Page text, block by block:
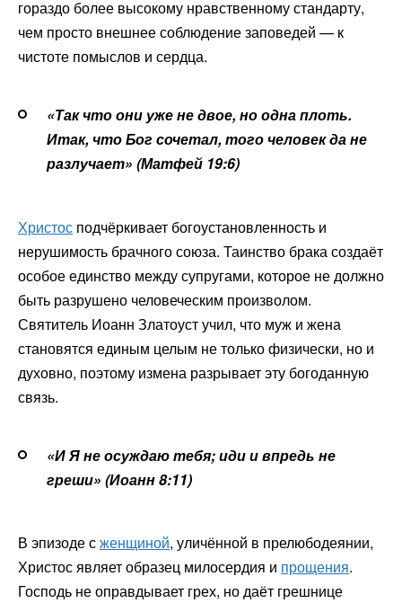
гораздо более высокому нравственному стандарту,
чем просто внешнее соблюдение заповедей — к
чистоте помыслов и сердца.
«Так что они уже не двое, но одна плоть.
Итак, что Бог сочетал, того человек да не
разлучает» (Матфей 19:6)
Христос подчёркивает богоустановленность и
нерушимость брачного союза. Таинство брака создаёт
особое единство между супругами, которое не должно
быть разрушено человеческим произволом.
Святитель Иоанн Златоуст учил, что муж и жена
становятся единым целым не только физически, но и
духовно, поэтому измена разрывает эту богоданную
связь.
«И Я не осуждаю тебя; иди и впредь не
греши» (Иоанн 8:11)
В эпизоде сженщиной, уличённой в прелюбодеянии,
Христос являет образец милосердия и прощения.
Господь не оправдывает грех, но даёт грешнице